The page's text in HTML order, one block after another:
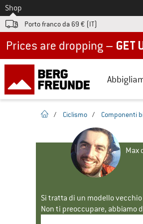
Allo
Shop
Porto franco da 69 € (IT)
pagina iniziale
/ Ciclismo / Componenti
Max
Si tratta di un modello
Non ti preoccupare, abbiamo